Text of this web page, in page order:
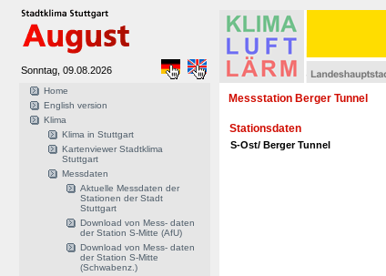
Sonntag, 09.08.2026
Home
English version
Klima
Klima in Stuttgart
Kartenviewer Stadtklima
Stuttgart
Messdaten
Aktuelle Messdaten der
Stationen der Stadt
Stuttgart
Download von Mess- daten
der Station S-Mitte (AfU)
Download von Mess- daten
der Station S-Mitte
(Schwabenz.)
Messstation Berger Tunnel
Stationsdaten
S-Ost/ Berger Tunnel